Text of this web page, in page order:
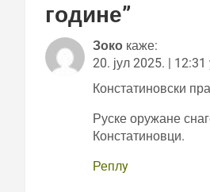
године”
Зоко каже:
20. јул 2025. | 12:31
Констатиновски
Руске оружане
Констатиновци.
Реплy